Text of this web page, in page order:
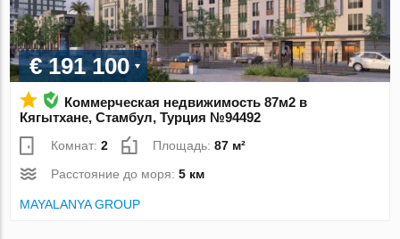
€ 191 100
Коммерческая недвижимость 87м2 в
Кягытхане, Стамбул, Турция №94492
Комнат:2 Площадь:87 м²
Расстояние до моря:5 км
MAYALANYA GROUP